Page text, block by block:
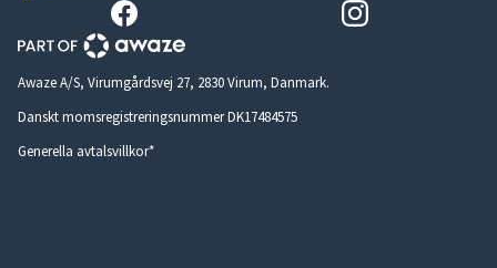
Awaze A/S, Virumgårdsvej 27, 2830 Virum, Danmark.
Danskt momsregistreringsnummer DK17484575
Generella avtalsvillkor*